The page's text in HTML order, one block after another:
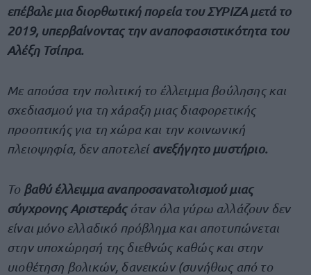
επέβαλε μια διορθωτική πορεία του ΣΥΡΙΖΑ μετά το
2019, υπερβαίνοντας την αναποφασιστικότητα του
Αλέξη Τσίπρα.
Με απούσα την πολιτική το έλλειμμα βούλησης και
σχεδιασμού για τη χάραξη μιας διαφορετικής
προοπτικής για τη χώρα και την κοινωνική
πλειοψηφία, δεν αποτελεί ανεξήγητο μυστήριο.
Το βαθύ έλλειμμα αναπροσανατολισμού μιας
σύγχρονης Αριστεράς όταν όλα γύρω αλλάζουν δεν
είναι μόνο ελλαδικό πρόβλημα και αποτυπώνεται
στην υποχώρησή της διεθνώς καθώς και στην
υιοθέτηση βολικών, δανεικών (συνήθως από το